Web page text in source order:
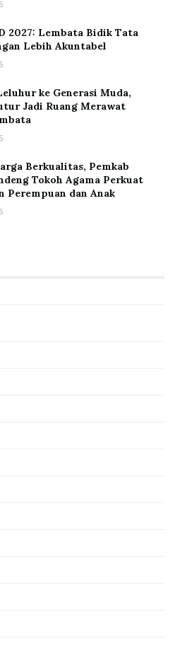
2027: Lembata Bidik Tata
Lebih Akuntabel
ke Generasi Muda,
Jadi Ruang Merawat
Berkualitas, Pemkab
Tokoh Agama Perkuat
Perempuan dan Anak